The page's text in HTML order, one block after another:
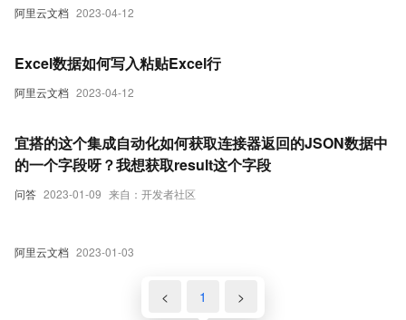
阿里云文档 2023-04-12
阿里云文档 2023-04-12
Excel数据如何写入粘贴Excel行
问答 2023-01-09 来自：开发者社区
宜搭的这个集成自动化如何获取连接器返回的JSON数据中
的一个字段呀？我想获取result这个字段
阿里云文档 2023-01-03
< 1 >